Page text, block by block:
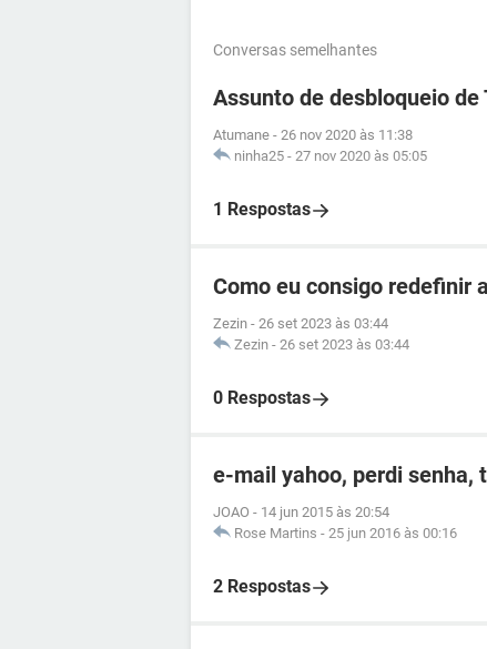
Conversas semelhantes
Assunto de desbloqueio
Atumane - 26 nov 2020 às 11:38
ninha25 - 27 nov 2020 às 05:05
1 Respostas
Como eu consigo redefinir
Zezin - 26 set 2023 às 03:44
Zezin - 26 set 2023 às 03:44
0 Respostas
e-mail yahoo, perdi senha,
JOAO - 14 jun 2015 às 20:54
Rose Martins - 25 jun 2016 às 00:16
2 Respostas